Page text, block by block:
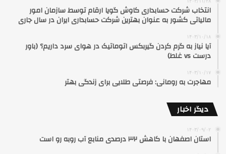
انتخاب شرکت حسابداری کاوش گویا ارقام توسط سازمان امور
مالیاتی کشور به عنوان بهترین شرکت حسابداری ایران در سال جاری
۱۴۰۳/۱۰/۱۸
آیا نیاز به گرم کردن گیربکس اتوماتیک در هوای سرد داریم؟ (باور
درست vs غلط)
۱۴۰۳/۱۰/۱۷
مهاجرت به رومانی: فرصتی طلایی برای زندگی بهتر
دیگر اخبار
۱۴۰۳/۰۹/۰۲
استان اصفهان با کاهش ۳۲ درصدی منابع آب روبه رو است